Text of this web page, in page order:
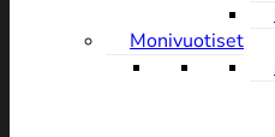
Monivuotiset